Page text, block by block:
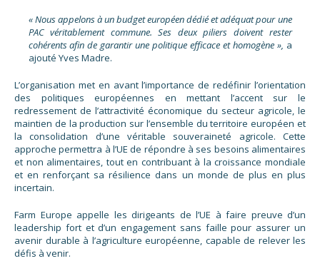
« Nous appelons à un budget européen dédié et adéquat pour une
PAC véritablement commune. Ses deux piliers doivent rester
cohérents afin de garantir une politique efficace et homogène », a
ajouté Yves Madre.
L’organisation met en avant l’importance de redéfinir l’orientation
des politiques européennes en mettant l’accent sur le
redressement de l’attractivité économique du secteur agricole, le
maintien de la production sur l’ensemble du territoire européen et
la consolidation d’une véritable souveraineté agricole. Cette
approche permettra à l’UE de répondre à ses besoins alimentaires
et non alimentaires, tout en contribuant à la croissance mondiale
et en renforçant sa résilience dans un monde de plus en plus
incertain.
Farm Europe appelle les dirigeants de l’UE à faire preuve d’un
leadership fort et d’un engagement sans faille pour assurer un
avenir durable à l’agriculture européenne, capable de relever les
défis à venir.